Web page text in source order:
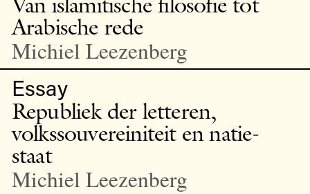
Arabische rede
Michiel Leezenberg
Essay
Republiek der letteren,
volkssouvereiniteit en natie-
staat
Michiel Leezenberg